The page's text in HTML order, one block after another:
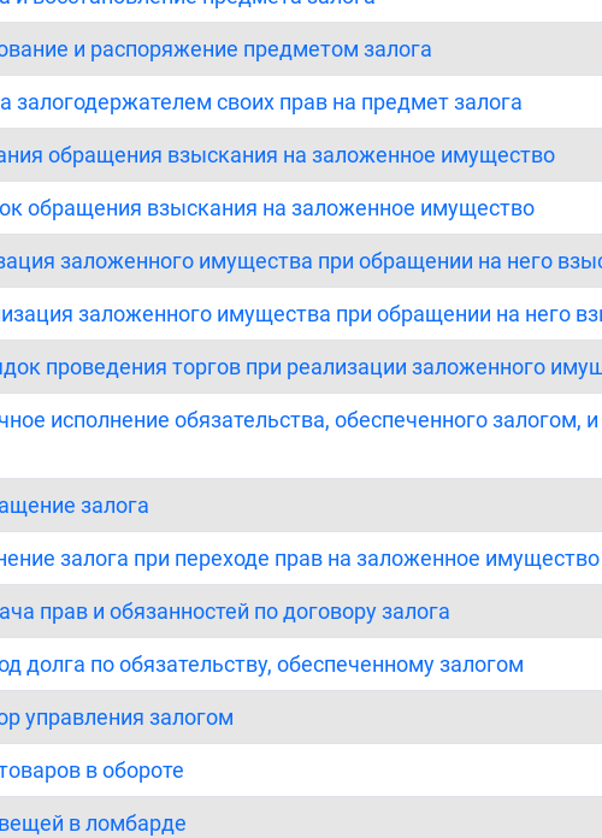
и распоряжение предметом залога
своих прав на предмет залога
обращения взыскания на заложенное имущество
обращения взыскания на заложенное имущество
заложенного имущества при обращении на него
заложенного имущества при обращении на него
проведения торгов при реализации заложенного
исполнение обязательства, обеспеченного
залога
залога при переходе прав на заложенное
прав и обязанностей по договору залога
долга по обязательству, обеспеченному залогом
управления залогом
в обороте
в ломбарде